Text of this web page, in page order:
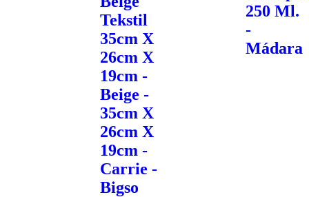
Tekstil
35cm X
26cm X
19cm -
Beige -
35cm X
26cm X
19cm -
Carrie -
Bigso
250 Ml.
-
Mádara